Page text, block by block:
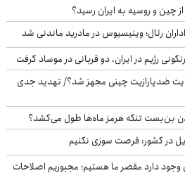
چین و روسیه به ایران رسید؟
رئال؛ وینیسیوس در مادرید ماندنی شد
رژیم در ایران، دو قربانی در موساد گرفت
ضدپارازیت چینی مجهز شد؟/ تهدید جدی
شدن بن‌بست تنگه هرمز ماه‌ها طول می‌کشد؟
در کشور: فرصت سوزی نکنیم
وجود دارد مقصر ما هستیم؛ مجبوریم اصلاحات